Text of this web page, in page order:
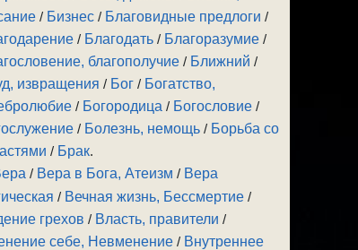
/ Бизнес / Благовидные предлоги /
/ Благодать / Благоразумие /
благополучие / Ближний /
извращения / Бог / Богатство,
/ Богородица / Богословие /
/ Болезнь, немощь / Борьба со
/ Брак.
/ Вера в Бога, Атеизм / Вера
/ Вечная жизнь, Бессмертие /
грехов / Власть, правители /
себе, Невменение / Внутреннее